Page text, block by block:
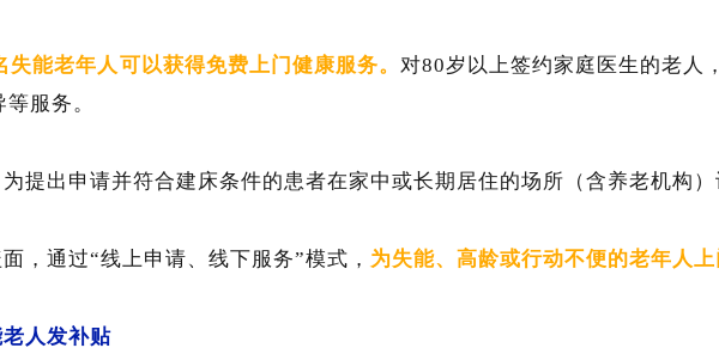
失能老年人可以获得免费上门健康服务。 对80岁以上签约家庭医生的老人
服务。
提出申请并符合建床条件的患者在家中或长期居住的场所（含养老机构）
，通过“线上申请、线下服务”模式， 为失能、高龄或行动不便的老年人上
人发补贴